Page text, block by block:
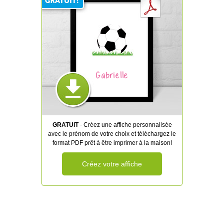
Gabrielle
GRATUIT- Créez une affiche personnalisée
avec le prénom de votre choix et téléchargez le
format PDF prêt à être imprimer à la maison!
Créez votre affiche